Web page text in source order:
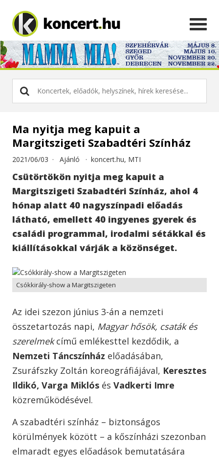
Ma nyitja meg kapuit a
Margitszigeti Szabadtéri Színház
2021/06/03 · Ajánló · koncert.hu, MTI
Csütörtökön nyitja meg kapuit a
Margitszigeti Szabadtéri Színház, ahol 4
hónap alatt 40 nagyszínpadi előadás
látható, emellett 40 ingyenes gyerek és
családi programmal, irodalmi sétákkal és
kiállításokkal várják a közönséget.
Csókkirály-show a Margitszigeten
Az idei szezon június 3-án a nemzeti
összetartozás napi, Magyar hősök, csaták és
szerelmekcímű emlékesttel kezdődik, a
Nemzeti Táncszínház előadásában,
Zsuráfszky Zoltán koreográfiájával, Keresztes
Ildikó, Varga Miklós és Vadkerti Imre
közreműködésével.
A szabadtéri színház – biztonságos
körülmények között – a kőszínházi szezonban
elmaradt egyes előadások bemutatására